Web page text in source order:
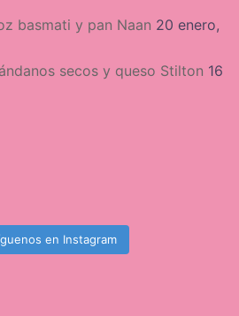
basmati y pan Naan 20 enero,
secos y queso Stilton 16
en Instagram